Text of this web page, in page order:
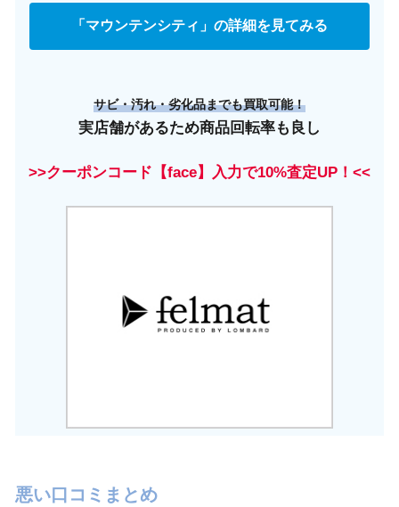
「マウンテンシティ」の詳細を見てみる
サビ・汚れ・劣化品までも買取可能！
実店舗があるため商品回転率も良し
>>クーポンコード【face】入力で10%査定UP！<<
悪い口コミまとめ